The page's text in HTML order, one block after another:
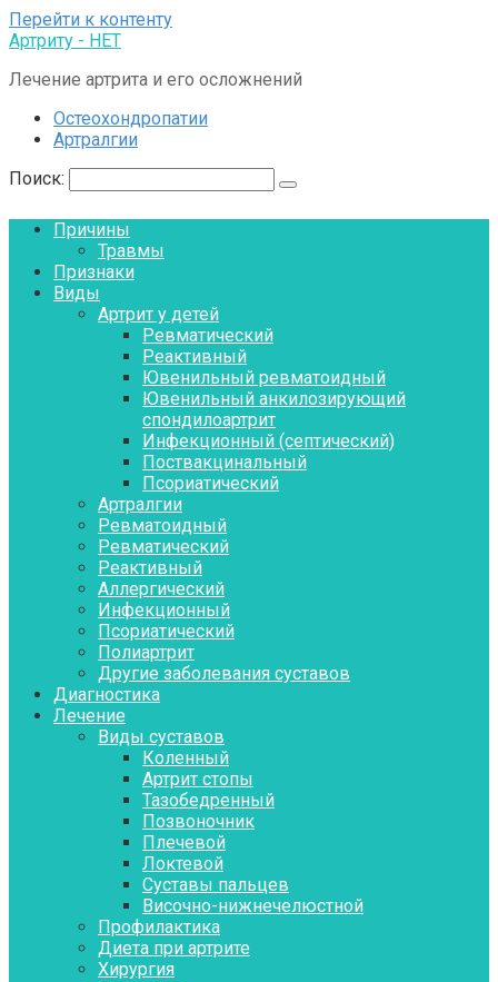
Перейти к контенту
Артриту - НЕТ
Лечение артрита и его осложнений
Остеохондропатии
Артралгии
Поиск:
Причины
Травмы
Признаки
Виды
Артрит у детей
Ревматический
Реактивный
Ювенильный ревматоидный
Ювенильный анкилозирующий
спондилоартрит
Инфекционный (септический)
Поствакцинальный
Псориатический
Артралгии
Ревматоидный
Ревматический
Реактивный
Аллергический
Инфекционный
Псориатический
Полиартрит
Другие заболевания суставов
Диагностика
Лечение
Виды суставов
Коленный
Артрит стопы
Тазобедренный
Позвоночник
Плечевой
Локтевой
Суставы пальцев
Височно-нижнечелюстной
Профилактика
Диета при артрите
Хирургия